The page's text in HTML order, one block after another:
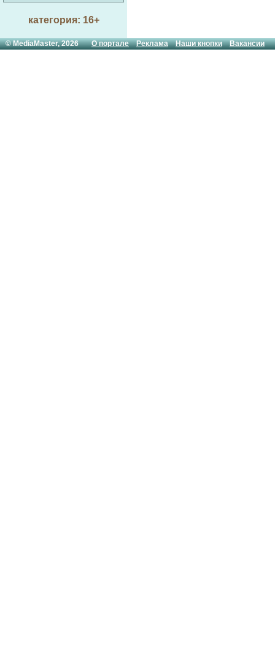
категория: 16+
© MediaMaster, 2026О портале Реклама Наши кнопки Вакансии